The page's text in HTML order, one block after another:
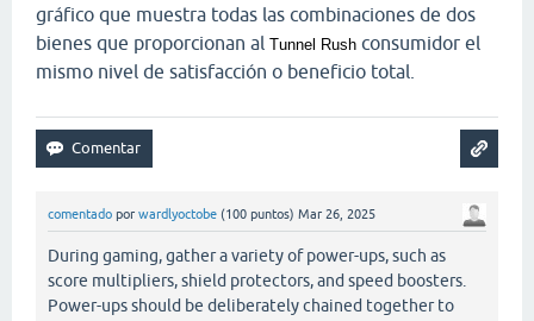
gráfico que muestra todas las combinaciones de dos
bienes que proporcionan al Tunnel Rush consumidor el
mismo nivel de satisfacción o beneficio total.
comentado por wardlyoctobe (100 puntos) Mar 26, 2025
During gaming, gather a variety of power-ups, such as
score multipliers, shield protectors, and speed boosters.
Power-ups should be deliberately chained together to